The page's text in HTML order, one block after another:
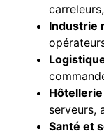
Industrie
serveurs,
Santé et